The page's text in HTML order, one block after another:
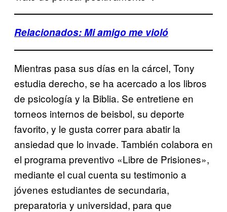
Relacionados: Mi amigo me violó
Mientras pasa sus días en la cárcel, Tony
estudia derecho, se ha acercado a los libros
de psicología y la Biblia. Se entretiene en
torneos internos de beisbol, su deporte
favorito, y le gusta correr para abatir la
ansiedad que lo invade. También colabora en
el programa preventivo «Libre de Prisiones»,
mediante el cual cuenta su testimonio a
jóvenes estudiantes de secundaria,
preparatoria y universidad, para que